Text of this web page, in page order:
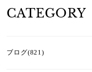
CATEGORY
ブログ(821)